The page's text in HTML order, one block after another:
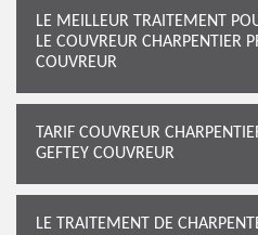
LE MEILLEUR TRAITEMENT
LE COUVREUR CHARPENTIER
COUVREUR
TARIF COUVREUR
GEFTEY COUVREUR
LE TRAITEMENT DE